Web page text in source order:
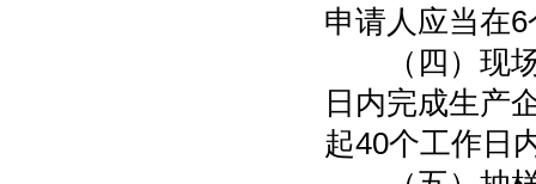
申请人应当在
（四）现场
日内完成生产
起40个工作日